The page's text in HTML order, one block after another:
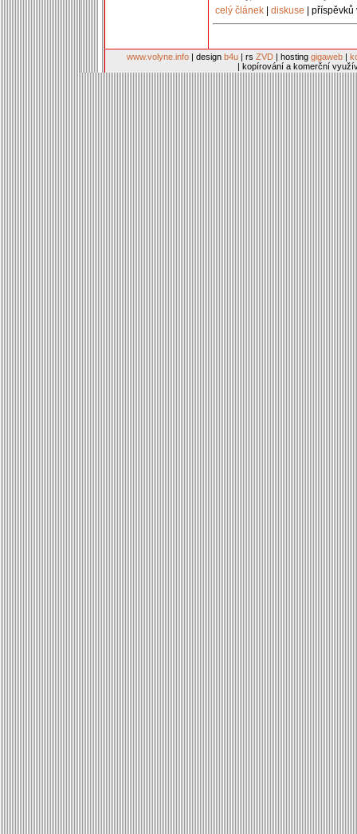
celý článek
diskuse |
www.volyne.info | design b4u | rs ZVD | hosting gigaweb |
| kopírování a komerční